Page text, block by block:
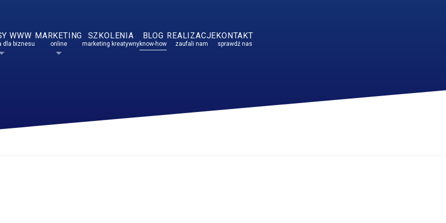
WWW
dla biznesu
MARKETING
online
SZKOLENIA
marketing kreatywny
BLOG
know-how
REALIZACJE
zaufali nam
KONTAKT
sprawdź nas